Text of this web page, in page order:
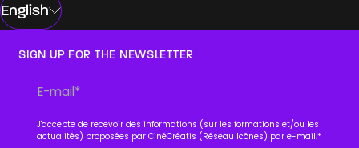
English
SIGN UP FOR THE NEWSLETTER
J'accepte de recevoir des informations (sur les formations et/ou les
actualités) proposées par CinéCréatis (Réseau Icônes) par e-mail.*